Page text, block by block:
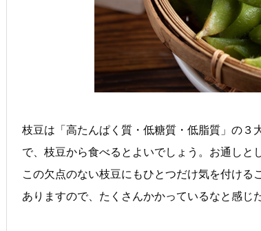
枝豆は「高たんぱく質・低糖質・低脂質」の３
で、枝豆から食べるとよいでしょう。お通しと
この欠点のない枝豆にもひとつだけ気を付ける
ありますので、たくさんかかっているなと感じ